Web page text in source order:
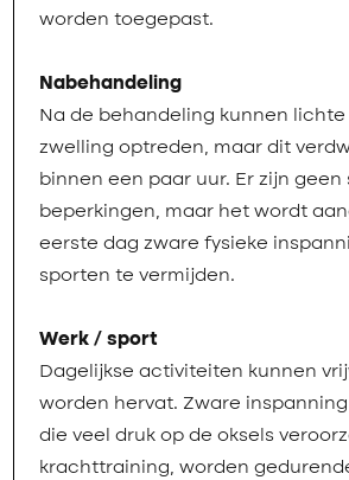
worden toegepast.
Nabehandeling
Na de behandeling kunnen
zwelling optreden, maar dit
binnen een paar uur. Er zijn geen
beperkingen, maar het wordt
eerste dag zware fysieke
sporten te vermijden.
Werk / sport
Dagelijkse activiteiten kunnen
worden hervat. Zware
die veel druk op de oksels
krachttraining, worden